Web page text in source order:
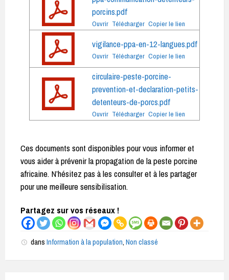
porcins.pdf
Ouvrir Télécharger Copier le lien
vigilance-ppa-en-12-langues.pdf
Ouvrir Télécharger Copier le lien
circulaire-peste-porcine-
prevention-et-declaration-petits-
detenteurs-de-porcs.pdf
Ouvrir Télécharger Copier le lien
Ces documents sont disponibles pour vous informer et
vous aider à prévenir la propagation de la peste porcine
africaine. N’hésitez pas à les consulter et à les partager
pour une meilleure sensibilisation.
Partagez sur vos réseaux !
dans Information à la population, Non classé